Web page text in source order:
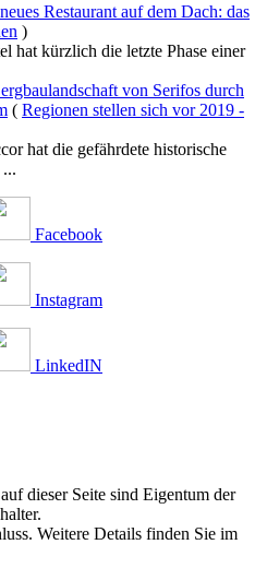
Restaurant auf dem Dach: das
)
hat kürzlich die letzte Phase einer
von Serifos durch
( Regionen stellen sich vor 2019 -
hat die gefährdete historische
Facebook
Instagram
LinkedIN
dieser Seite sind Eigentum der
Weitere Details finden Sie im